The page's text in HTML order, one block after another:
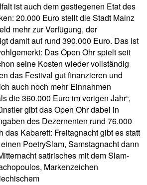
ist auch dem gestiegenen Etat des
20.000 Euro stellt die Stadt Mainz
mehr zur Verfügung, der
damit auf rund 390.000 Euro. Das ist
Das Open Ohr spielt seit
seine Kosten wieder vollständig
das Festival gut finanzieren und
auch noch mehr Einnahmen
die 360.000 Euro im vorigen Jahr“,
gibt das Open Ohr dabei in
des Dezernenten rund 76.000
das Kabarett: Freitagnacht gibt es statt
PoetrySlam, Samstagnacht dann
satirisches mit dem Slam-
Markenzeichen